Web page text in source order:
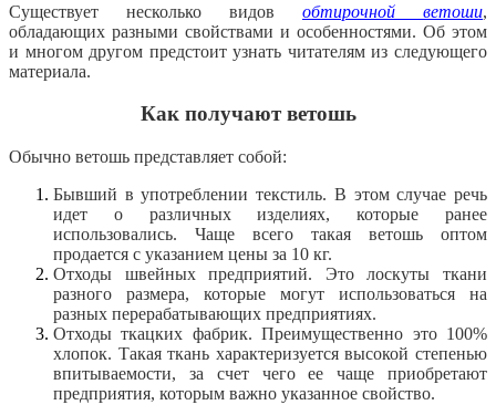
Существует несколько видов обтирочной ветоши,
обладающих разными свойствами и особенностями. Об этом
и многом другом предстоит узнать читателям из следующего
материала.
Как получают ветошь
Обычно ветошь представляет собой:
Бывший в употреблении текстиль. В этом случае речь
идет о различных изделиях, которые ранее
использовались. Чаще всего такая ветошь оптом
продается с указанием цены за 10 кг.
Отходы швейных предприятий. Это лоскуты ткани
разного размера, которые могут использоваться на
разных перерабатывающих предприятиях.
Отходы ткацких фабрик. Преимущественно это 100%
хлопок. Такая ткань характеризуется высокой степенью
впитываемости, за счет чего ее чаще приобретают
предприятия, которым важно указанное свойство.